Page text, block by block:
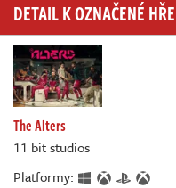
DETAIL K OZNAČENÉ HŘE
The Alters
11 bit studios
Platformy: